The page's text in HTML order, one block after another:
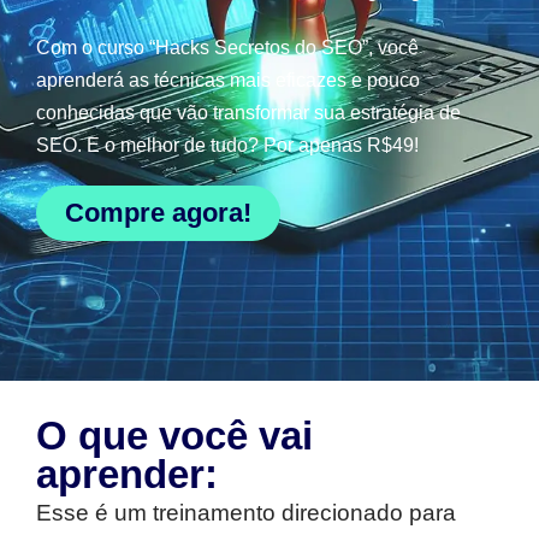
Com o curso “Hacks Secretos do SEO”, você
aprenderá as técnicas mais eficazes e pouco
conhecidas que vão transformar sua estratégia de
SEO. E o melhor de tudo? Por apenas R$49!
Compre agora!
O que você vai
aprender:
Esse é um treinamento direcionado para